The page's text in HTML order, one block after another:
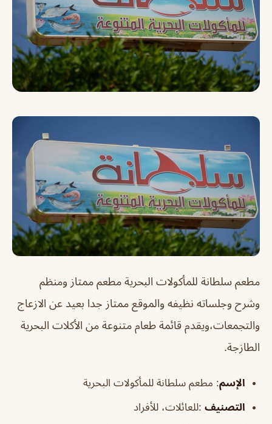
مطعم سلطانة للمأكولات البحرية مطعم ممتاز ومنظم
وشرح وجلساته نظيفه والموقع ممتاز جدا بعيد عن الازعاج
والتجمعات،ويقدم قائمة طعام متنوعة من الأكلات البحرية
الطازجة.
الإسم: مطعم سلطانة للمأكولات البحرية
التصنيف :للعائلات، للأفراد